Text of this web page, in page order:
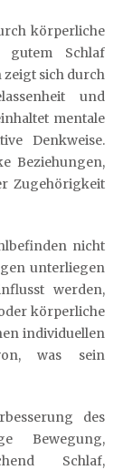
körperliche
gutem Schlaf
sich durch
und
mentale
Denkweise.
Beziehungen,
Zugehörigkeit
nicht
unterliegen
werden,
körperliche
individuellen
was sein
des
Bewegung,
Schlaf,